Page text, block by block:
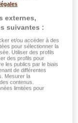
externes,
suivantes :
et/ou accéder à des
pour sélectionner la
Utiliser des profils
des profils pour
les publics par le biais
de différentes
Mesurer la
contenus.
limitées pour